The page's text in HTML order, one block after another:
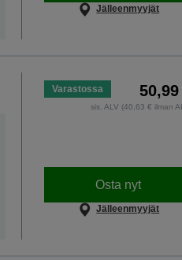
Jälleenmyyjät
Varastossa
sis. ALV (40,63 € ilman
Osta nyt
Jälleenmyyjät